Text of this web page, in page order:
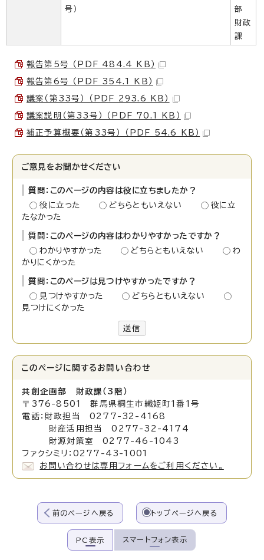
号）
部
財政
課
報告第5号 （PDF 484.4 KB）
報告第6号 （PDF 354.1 KB）
議案（第33号） （PDF 293.6 KB）
議案説明（第33号） （PDF 70.1 KB）
補正予算概要（第33号） （PDF 54.6 KB）
ご意見をお聞かせください
質問：このページの内容は役に立ちましたか？
役に立った
どちらともいえない
役に立
たなかった
質問：このページの内容はわかりやすかったですか？
わかりやすかった
どちらともいえない
わ
かりにくかった
質問：このページは見つけやすかったですか？
見つけやすかった
どちらともいえない
見つけにくかった
送信
このページに関する お問い合わせ
共創企画部 財政課（3階）
〒376-8501 群馬県桐生市織姫町1番1号
電話：財政担当 0277-32-4168
財産活用担当 0277-32-4174
財源対策室 0277-46-1043
ファクシミリ：0277-43-1001
お問い合わせは専用フォームをご利用ください。
前のページへ戻る トップページへ戻る
PC表示 スマートフォン表示